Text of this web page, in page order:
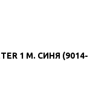
1 М. СИНЯ (9014-